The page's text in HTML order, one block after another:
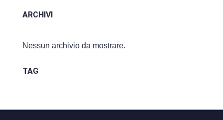
ARCHIVI
Nessun archivio da mostrare.
TAG